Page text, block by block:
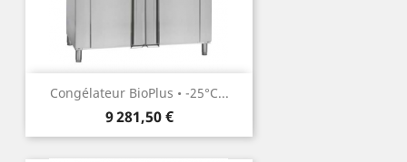
Congélateur BioPlus • -25°C...
Prix
9 281,50 €